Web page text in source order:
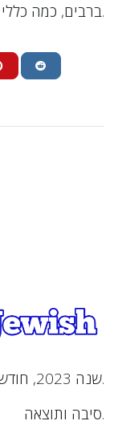
ברבים, כמה כללי אבטחה.
שנה 2023, חודש אוקטובר, יום 07.
סיבה ותוצאה.